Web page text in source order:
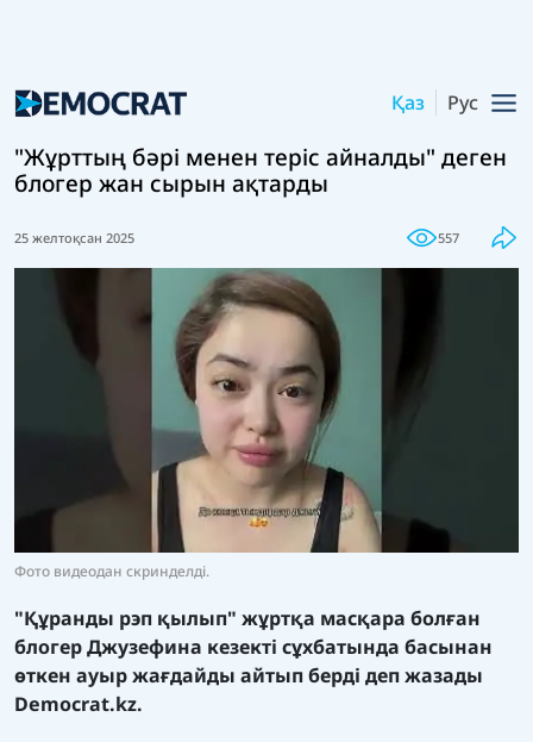
Қаз Рус
"Жұрттың бәрі менен теріс айналды" деген
блогер жан сырын ақтарды
25 желтоқсан 2025 557
Фото видеодан скринделді.
"Құранды рэп қылып" жұртқа масқара болған
блогер Джузефина кезекті сұхбатында басынан
өткен ауыр жағдайды айтып берді деп жазады
Democrat.kz.